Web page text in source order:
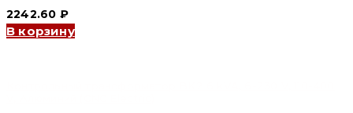
2242.60 ₽
В корзину